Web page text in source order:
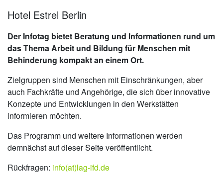
Hotel Estrel Berlin
Der Infotag bietet Beratung und Informationen rund um
das Thema Arbeit und Bildung für Menschen mit
Behinderung kompakt an einem Ort.
Zielgruppen sind Menschen mit Einschränkungen, aber
auch Fachkräfte und Angehörige, die sich über innovative
Konzepte und Entwicklungen in den Werkstätten
informieren möchten.
Das Programm und weitere Informationen werden
demnächst auf dieser Seite veröffentlicht.
Rückfragen: info(at)lag-ifd.de